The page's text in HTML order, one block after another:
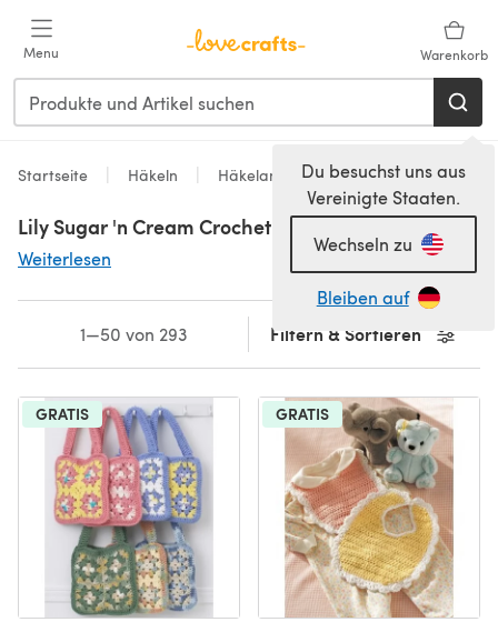
Menu Warenkorb
Du besuchst uns aus
Vereinigte Staaten.
Wechseln zu
Bleiben auf
Startseite Häkeln Häkelanleitungen Brand
Lily Sugar 'n Cream Crochet Patterns
Weiterlesen
Filtern & Sortieren
1—50 von 293
GRATIS GRATIS